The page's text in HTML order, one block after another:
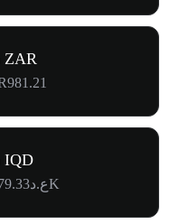
ZAR
IQD
Conversión de 1 ORE a ع.د79.33K